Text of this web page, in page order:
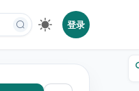
登录